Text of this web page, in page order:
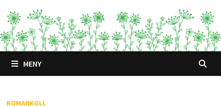
till
innehåll
MENY
ROMANKOLL